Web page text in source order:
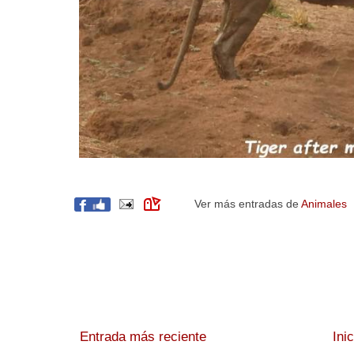
Ver más entradas de Animales
Entrada más reciente